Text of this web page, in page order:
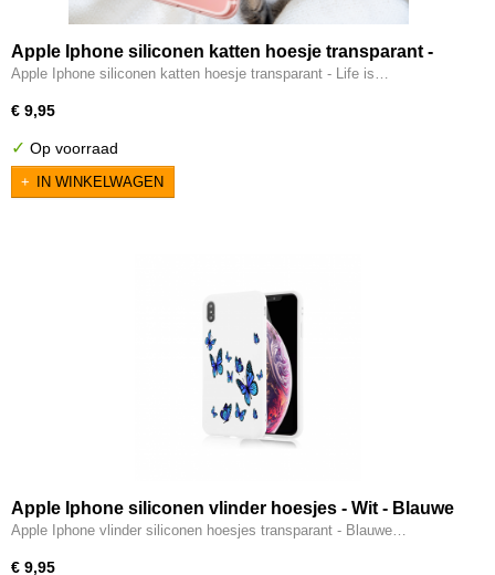
Apple Iphone siliconen katten hoesje transparant -
Life is better with a cat
Apple Iphone siliconen katten hoesje transparant - Life is…
€ 9,95
✓ Op voorraad
IN WINKELWAGEN
Apple Iphone siliconen vlinder hoesjes - Wit - Blauwe
vlinders
Apple Iphone vlinder siliconen hoesjes transparant - Blauwe…
€ 9,95